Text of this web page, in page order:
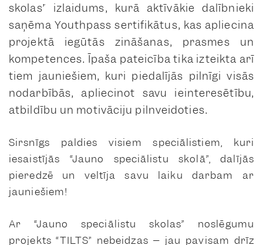
skolas” izlaidums, kurā aktīvākie dalībnieki
saņēma Youthpass sertifikātus, kas apliecina
projektā iegūtās zināšanas, prasmes un
kompetences. Īpaša pateicība tika izteikta arī
tiem jauniešiem, kuri piedalījās pilnīgi visās
nodarbībās, apliecinot savu ieinteresētību,
atbildību un motivāciju pilnveidoties.
Sirsnīgs paldies visiem speciālistiem, kuri
iesaistījās “Jauno speciālistu skolā”, dalījās
pieredzē un veltīja savu laiku darbam ar
jauniešiem!
Ar “Jauno speciālistu skolas” noslēgumu
projekts “TILTS” nebeidzas – jau pavisam drīz